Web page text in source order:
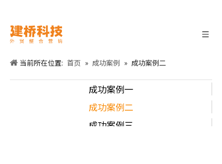
当前所在位置: 首页 » 成功案例 » 成功案例二
成功案例一
成功案例二
成功案例三